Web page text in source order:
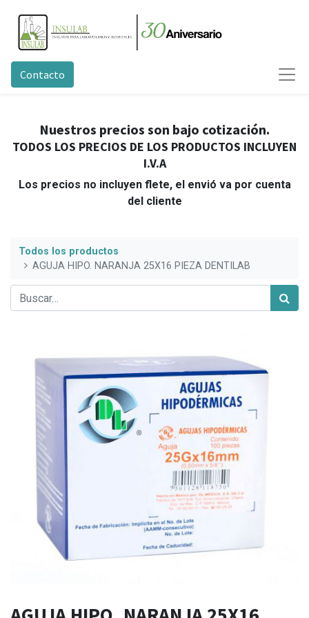
Contacto
Nuestros precios son bajo cotización.
TODOS LOS PRECIOS DE LOS PRODUCTOS INCLUYEN
I.V.A
Los precios no incluyen flete, el envió va por cuenta
del cliente
Todos los productos
AGUJA HIPO. NARANJA 25X16 PIEZA DENTILAB